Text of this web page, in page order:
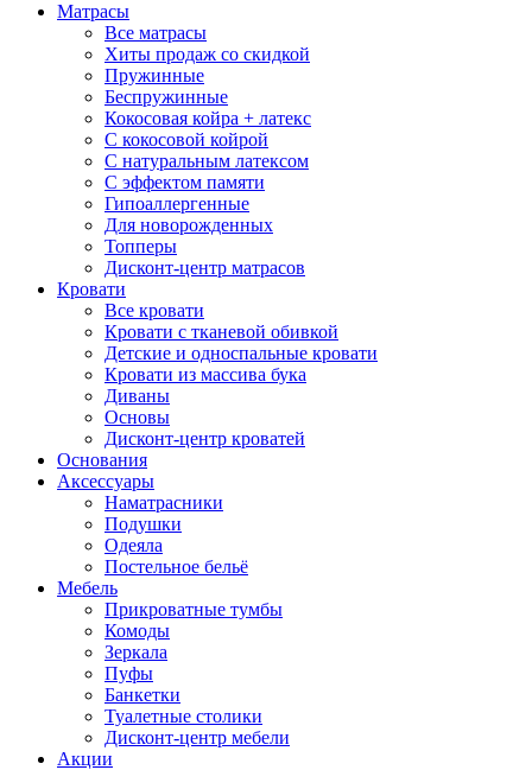
Матрасы
Все матрасы
Хиты продаж со скидкой
Пружинные
Беспружинные
Кокосовая койра + латекс
С кокосовой койрой
С натуральным латексом
С эффектом памяти
Гипоаллергенные
Для новорожденных
Топперы
Дисконт-центр матрасов
Кровати
Все кровати
Кровати с тканевой обивкой
Детские и односпальные кровати
Кровати из массива бука
Диваны
Основы
Дисконт-центр кроватей
Основания
Аксессуары
Наматрасники
Подушки
Одеяла
Постельное бельё
Мебель
Прикроватные тумбы
Комоды
Зеркала
Пуфы
Банкетки
Туалетные столики
Дисконт-центр мебели
Акции